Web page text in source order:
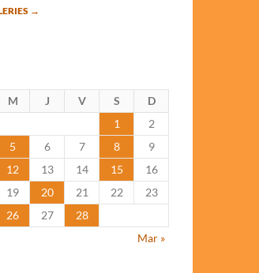
→
M J V S
D
1
2
5 6 7 8
9
12 13 14 15
16
19 20 21 22
23
26 27
28
Mar »